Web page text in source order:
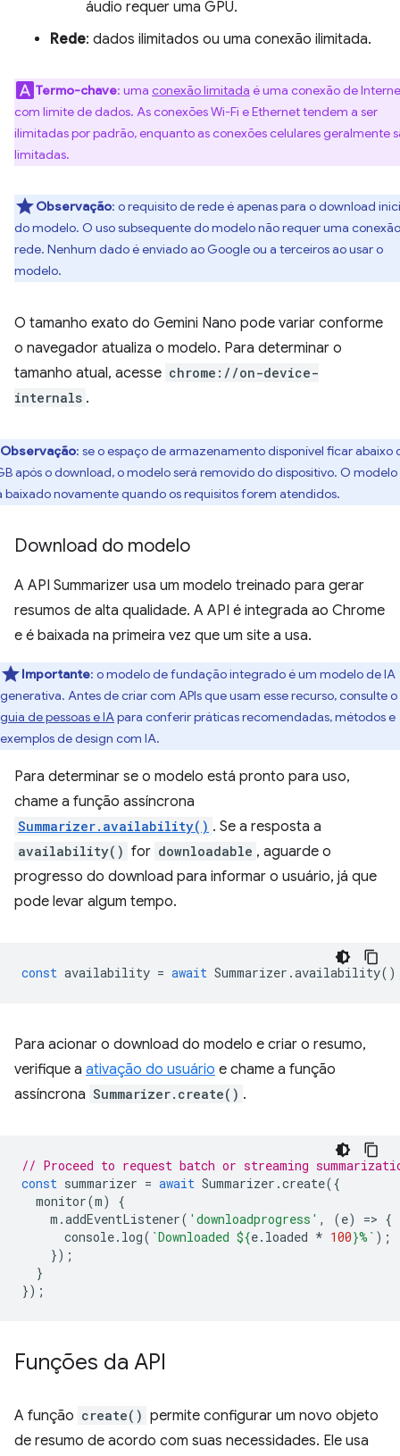
áudio requer uma GPU.
Rede: dados ilimitados ou uma conexão ilimitada.
Termo-chave: uma conexão limitada é uma conexão de
com limite de dados. As conexões Wi-Fi e Ethernet tendem a ser
ilimitadas por padrão, enquanto as conexões celulares geralmente
limitadas.
Observação: o requisito de rede é apenas para o download
do modelo. O uso subsequente do modelo não requer uma
rede. Nenhum dado é enviado ao Google ou a terceiros ao usar o
modelo.
O tamanho exato do Gemini Nano pode variar conforme
o navegador atualiza o modelo. Para determinar o
tamanho atual, acesse chrome://on-device-
internals .
Observação: se o espaço de armazenamento disponível ficar abaixo
após o download, o modelo será removido do dispositivo. O modelo
baixado novamente quando os requisitos forem atendidos.
Download do modelo
A API Summarizer usa um modelo treinado para gerar
resumos de alta qualidade. A API é integrada ao Chrome
e é baixada na primeira vez que um site a usa.
Importante: o modelo de fundação integrado é um modelo de IA
generativa. Antes de criar com APIs que usam esse recurso, consulte o
guia de pessoas e IApara conferir práticas recomendadas, métodos e
exemplos de design com IA.
Para determinar se o modelo está pronto para uso,
chame a função assíncrona
Summarizer.availability() . Se a resposta a
availability() for downloadable , aguarde o
progresso do download para informar o usuário, já que
pode levar algum tempo.
const availability = await Summarizer .availability
Para acionar o download do modelo e criar o resumo,
verifique a ativação do usuário e chame a função
assíncrona Summarizer.create() .
// Proceed to request batch or streaming
const summarizer = await Summarizer .create({
monitor(m)
{
m .addEventListener( 'downloadprogress' , (e) => {
console. log( `Downloaded ${e. loaded * 100}%` );
});
}
});
Funções da API
A função create() permite configurar um novo objeto
de resumo de acordo com suas necessidades. Ele usa